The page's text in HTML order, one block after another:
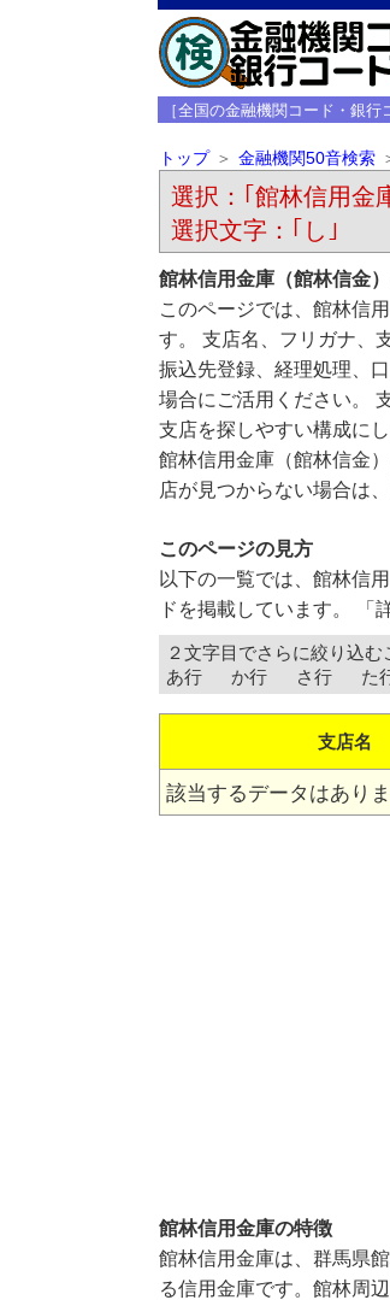
［全国の金融機関コード・銀
トップ 金融機関50音検索
選択：｢館林信用金
選択文字：｢し｣
館林信用金庫（館林信金
このページでは、館林信
す。 支店名、フリガナ、
振込先登録、経理処理、
場合にご活用ください。
支店を探しやすい構成にし
館林信用金庫（館林信金
店が見つからない場合は
このページの見方
以下の一覧では、館林信
ドを掲載しています。 「
２文字目でさらに絞り込む
あ行 か行 さ行 た
支店名
該当するデータはあり
館林信用金庫の特徴
館林信用金庫は、群馬県
る信用金庫です。館林周